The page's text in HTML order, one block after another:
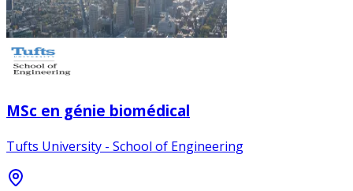
MSc en génie biomédical
Tufts University - School of Engineering